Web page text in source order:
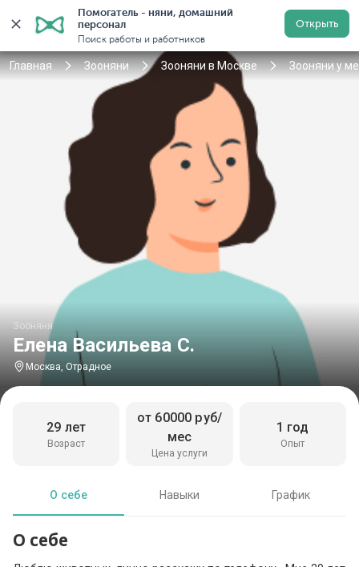
Помогатель - няни, домашний
персонал
Поиск работы и работников
Открыть
Регистрация
Главная Зооняни Зооняни в Москве Зооняни у
Елена Васильева С.
Зооняня
Москва, Отрадное
Возраст
29 лет
Цена услуги
от 60000 руб/
мес
Опыт
1 год
О себе Навыки График
О себе